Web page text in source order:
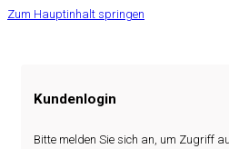
Zum Hauptinhalt springen
Kundenlogin
Bitte melden Sie sich an, um Zugriff